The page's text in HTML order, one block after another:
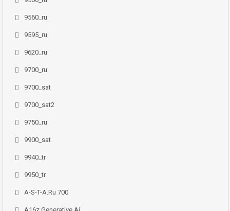
9560_ru
9595_ru
9620_ru
9700_ru
9700_sat
9700_sat2
9750_ru
9900_sat
9940_tr
9950_tr
A-S-T-A.ru 700